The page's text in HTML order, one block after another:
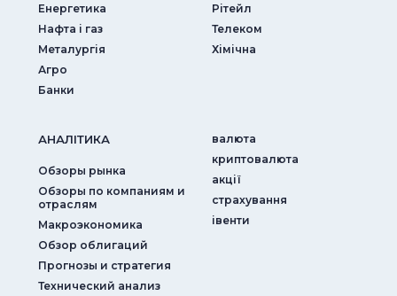
Енергетика
Нафта і газ
Металургія
Агро
Банки
Рітейл
Телеком
Хімічна
АНАЛIТИКА
Обзоры рынка
Обзоры по компаниям и
отраслям
Макроэкономика
Обзор облигаций
Прогнозы и стратегия
Технический анализ
валюта
криптовалюта
акції
страхування
iвенти